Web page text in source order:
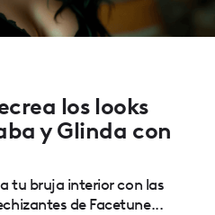
los looks
y Glinda con
tu bruja interior con las
de Facetune...